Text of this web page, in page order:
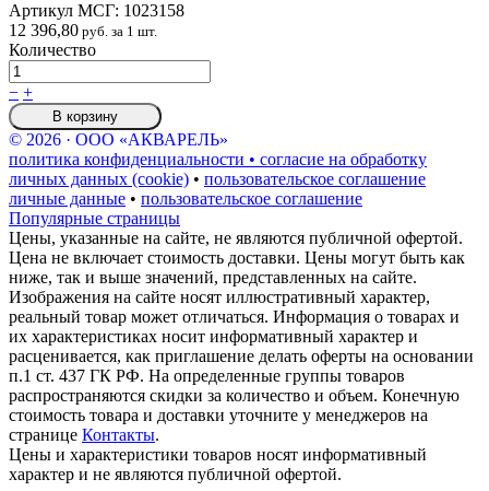
Артикул МСГ: 1023158
12 396,80 руб. за 1 шт.
Количество
− +
В корзину
© 2026 · ООО «АКВАРЕЛЬ»
политика конфиденциальности • согласие на обработку
личных данных (cookie) • пользовательское соглашение
личные данные • пользовательское соглашение
Популярные страницы
Цены, указанные на сайте, не являются публичной офертой.
Цена не включает стоимость доставки. Цены могут быть как
ниже, так и выше значений, представленных на сайте.
Изображения на сайте носят иллюстративный характер,
реальный товар может отличаться. Информация о товарах и
их характеристиках носит информативный характер и
расценивается, как приглашение делать оферты на основании
п.1 ст. 437 ГК РФ. На определенные группы товаров
распространяются скидки за количество и объем. Конечную
стоимость товара и доставки уточните у менеджеров на
странице Контакты.
Цены и характеристики товаров носят информативный
характер и не являются публичной офертой.